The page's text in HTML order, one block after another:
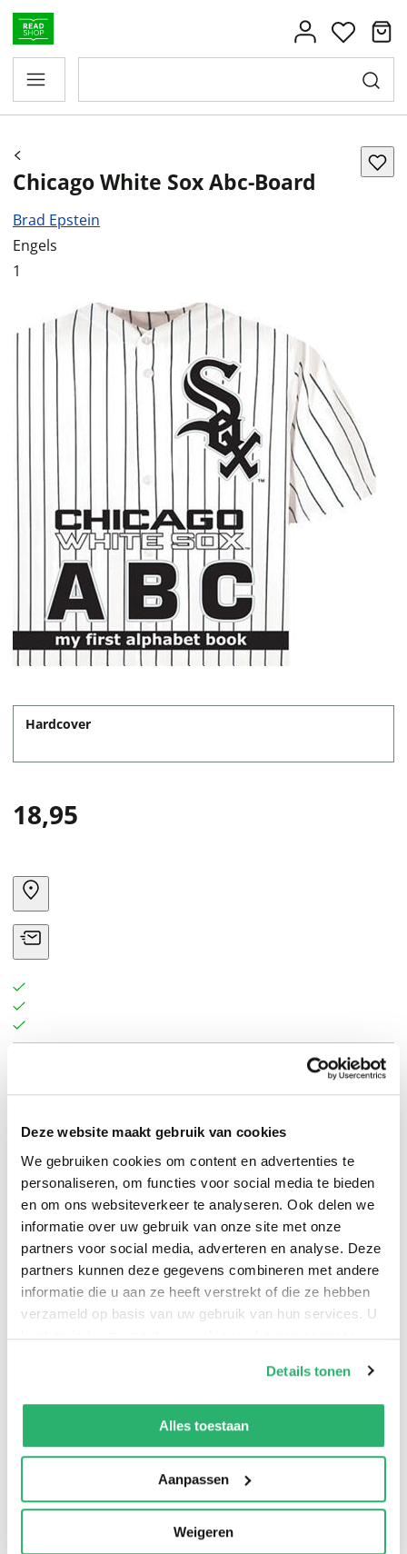
Deze website maakt gebruik van cookies
We gebruiken cookies om content en advertenties te
personaliseren, om functies voor social media te bieden
en om ons websiteverkeer te analyseren. Ook delen we
informatie over uw gebruik van onze site met onze
partners voor social media, adverteren en analyse. Deze
partners kunnen deze gegevens combineren met andere
informatie die u aan ze heeft verstrekt of die ze hebben
verzameld op basis van uw gebruik van hun services. U
kunt op ieder moment uw cookievoorkeuren aanpassen
We werken samen met13 derdendie uw gegevens
kunnen ontvangen en verwerken.
Details tonen
Alles toestaan
Aanpassen
Weigeren
Chicago White Sox Abc-Board
Brad Epstein
Engels
1
Hardcover
18,95
0|0